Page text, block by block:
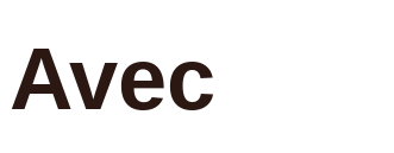
Avec